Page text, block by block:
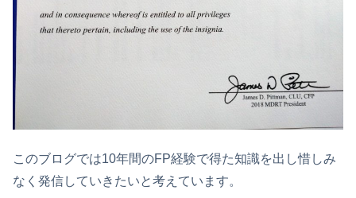
このブログでは10年間のFP経験で得た知識を出し惜しみ
なく発信していきたいと考えています。